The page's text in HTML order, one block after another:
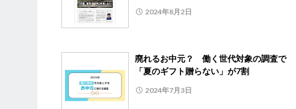
2024年8月2日
廃れるお中元？ 働く世代対象の調査で
「夏のギフト贈らない」が7割
2024年7月3日